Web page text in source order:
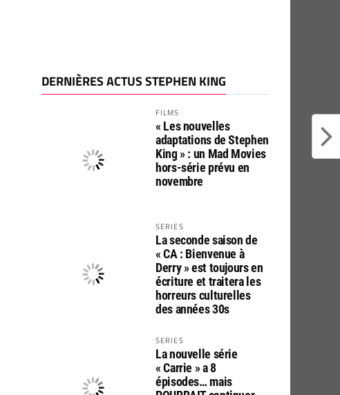
DERNIÈRES ACTUS STEPHEN KING
FILMS
« Les nouvelles
adaptations de Stephen
King » : un Mad Movies
hors-série prévu en
novembre
SERIES
La seconde saison de
« CA : Bienvenue à
Derry » est toujours en
écriture et traitera les
horreurs culturelles
des années 30s
SERIES
La nouvelle série
« Carrie » a 8
épisodes… mais